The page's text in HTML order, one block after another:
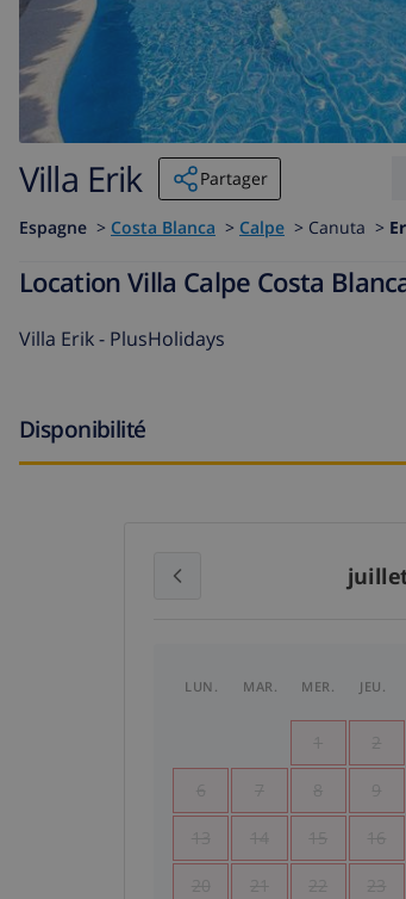
Villa Erik Partager
Espagne > Costa Blanca > Calpe > Canuta >
Location Villa Calpe Costa
Villa Erik - PlusHolidays
Disponibilité
LUN. MAR. MER. JEU.
1 2
6 7 8 9
13 14 15 16
20 21 22 23